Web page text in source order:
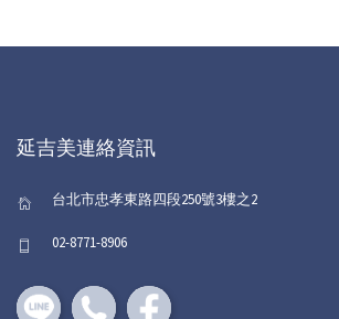
延吉美連絡資訊
台北市忠孝東路四段250號3樓之2
02-8771-8906